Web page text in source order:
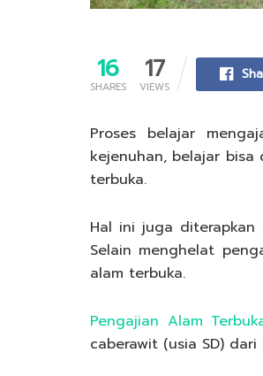
16
SHARES
17
VIEWS
Proses belajar
kejenuhan, belajar
terbuka.
Hal ini juga diterapkan
Selain menghelat
alam terbuka.
Pengajian Alam
caberawit (usia SD)